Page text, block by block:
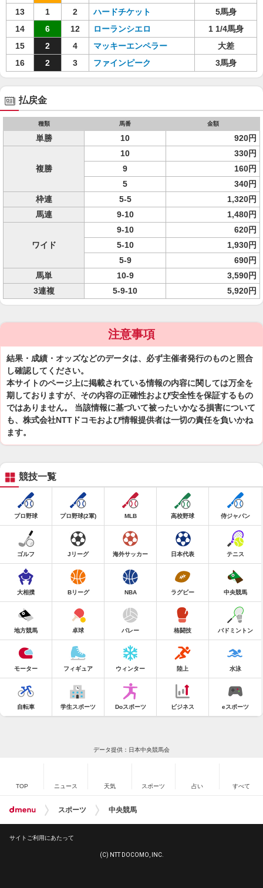
13
1 2 ハードチケット
5馬身
14
6 12 ローランシエロ
1 1/4馬身
15
2 4 マッキーエンペラー
大差
16
2 3 ファインピーク 3馬身
払戻金
種類 馬番 金額
単勝 10 920円
複勝
10
330円
9
160円
5
340円
枠連
5-5
1,320円
馬連
9-10 1,480円
ワイド
9-10
620円
5-10
1,930円
5-9
690円
馬単
10-9
3,590円
3連複
5-9-10 5,920円
注意事項
結果・成績・オッズなどのデータは、必ず主催者発行のものと照合
し確認してください。
本サイトのページ上に掲載されている情報の内容に関しては万全を
期しておりますが、その内容の正確性および安全性を保証するもの
ではありません。 当該情報に基づいて被ったいかなる損害について
も、株式会社NTTドコモおよび情報提供者は一切の責任を負いかね
ます。
競技一覧
プロ野球 プロ野球(2軍) MLB 高校野球 侍ジャパン
ゴルフ Jリーグ 海外サッカー 日本代表 テニス
大相撲 Bリーグ NBA ラグビー 中央競馬
地方競馬 卓球 バレー 格闘技 バドミントン
モーター フィギュア ウィンター 陸上 水泳
自転車 学生スポーツ Doスポーツ ビジネス eスポーツ
データ提供：日本中央競馬会
TOP ニュース 天気 スポーツ 占い すべて
スポーツ 中央競馬
サイトご利用にあたって
(C) NTT DOCOMO, INC.